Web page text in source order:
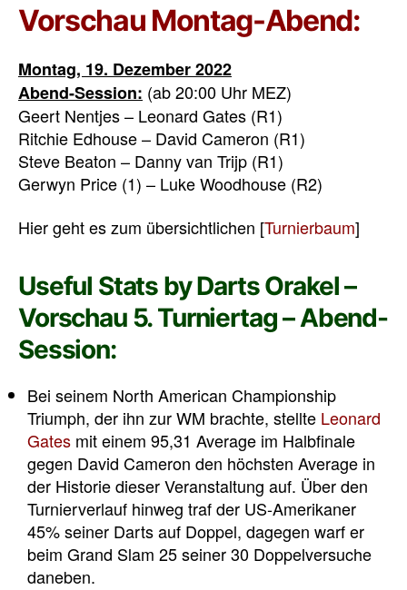
Vorschau Montag-Abend:
Montag, 19. Dezember 2022
Abend-Session: (ab 20:00 Uhr MEZ)
Geert Nentjes – Leonard Gates (R1)
Ritchie Edhouse – David Cameron (R1)
Steve Beaton – Danny van Trijp (R1)
Gerwyn Price (1) – Luke Woodhouse (R2)
Hier geht es zum übersichtlichen [Turnierbaum]
Useful Stats by Darts Orakel –
Vorschau 5. Turniertag – Abend-
Session:
Bei seinem North American Championship
Triumph, der ihn zur WM brachte, stellte Leonard
Gates mit einem 95,31 Average im Halbfinale
gegen David Cameron den höchsten Average in
der Historie dieser Veranstaltung auf. Über den
Turnierverlauf hinweg traf der US-Amerikaner
45% seiner Darts auf Doppel, dagegen warf er
beim Grand Slam 25 seiner 30 Doppelversuche
daneben.